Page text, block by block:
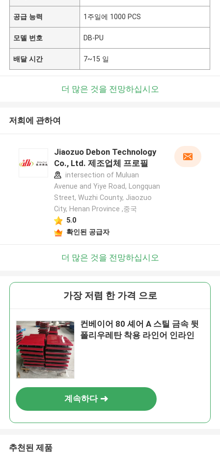
공급 능력 1주일에 1000 PCS
모델 번호 DB-PU
배달 시간 7~15 일
더 많은 것을 전망하십시오
저희에 관하여
Jiaozuo Debon Technology
Co., Ltd. 제조업체 프로필
intersection of Muluan
Avenue and Yiye Road, Longquan
Street, Wuzhi County, Jiaozuo
City, Henan Province ,중국
5.0
확인된 공급자
더 많은 것을 전망하십시오
가장 저렴 한 가격 으로
컨베이어 80 셰어 A 스틸 금속 뒷
폴리우레탄 착용 라인어 인라인
계속하다
추천된 제품